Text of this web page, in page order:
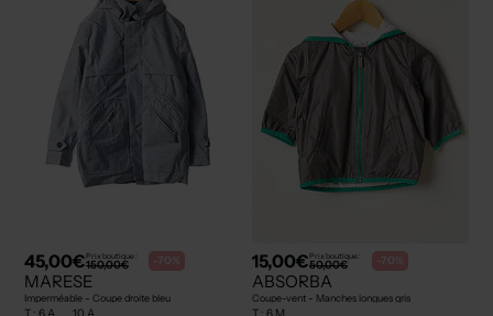
45,00€Prix boutique :
150,00€ -70%
MARESE
Imperméable - Coupe droite bleu
15,00€Prix boutique :
50,00€ -70%
ABSORBA
Coupe-vent - Manches longues gris